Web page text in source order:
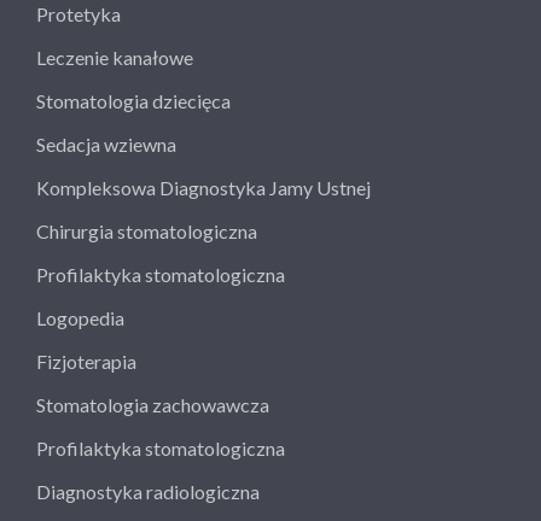
Protetyka
Leczenie kanałowe
Stomatologia dziecięca
Sedacja wziewna
Kompleksowa Diagnostyka Jamy Ustnej
Chirurgia stomatologiczna
Profilaktyka stomatologiczna
Logopedia
Fizjoterapia
Stomatologia zachowawcza
Profilaktyka stomatologiczna
Diagnostyka radiologiczna